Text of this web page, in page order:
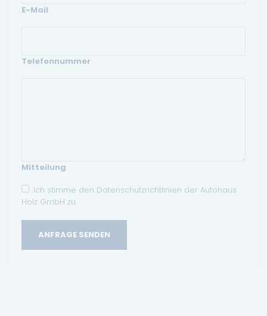
E-Mail
Telefonnummer
Mitteilung
Ich stimme den Datenschutzrichtlinien der Autohaus
Holz GmbH zu.
ANFRAGE SENDEN